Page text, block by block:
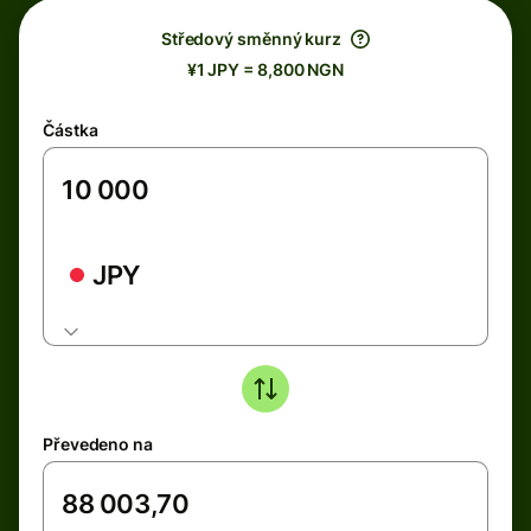
Středový směnný kurz
¥1 JPY = 8,800 NGN
Částka
JPY
Převedeno na